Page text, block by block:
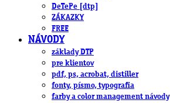
DeTePe [dtp]
ZÁKAZKY
FREE
NÁVODY
základy DTP
pre klientov
pdf, ps, acrobat, distiller
fonty, písmo, typografia
farby a color management návody